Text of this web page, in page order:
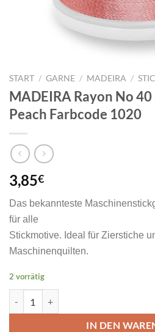
START / GARNE / MADEIRA /
MADEIRA Rayon No
Peach Farbcode 1020
3,85€
Das bekannteste
für alle
Stickmotive. Ideal für Zierstiche
Maschinenquilten.
2 vorrätig
IN DEN